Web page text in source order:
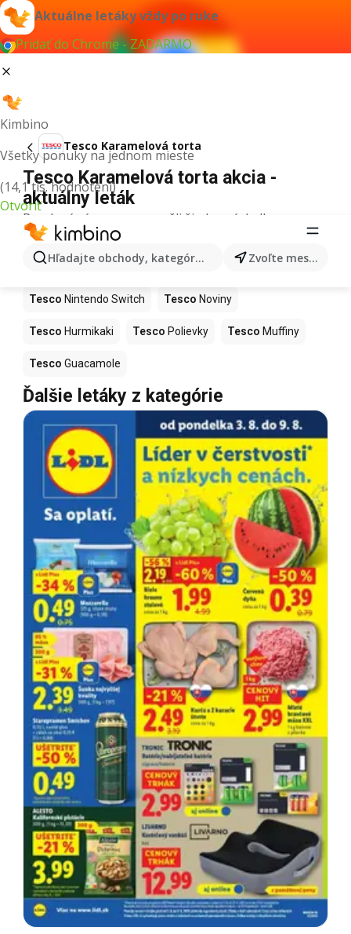
Aktuálne letáky vždy po ruke
Pridať do Chrome - ZADARMO
Kimbino
Všetky ponuky na jednom mieste
(14,1 tis. hodnotení)
Otvoriť
Hľadajte obchody, kategórie, produkty... Zvoľte mesto
Tesco Karamelová torta
Tesco Karamelová torta akcia -
aktuálny leták
Pre daný výraz sme nenašli žiadne výsledky.
Ďalšie produkty v obchodoch Tesco
Tesco Kapor Tesco Ashwagandha
Tesco Nintendo Switch Tesco Noviny
Tesco Hurmikaki Tesco Polievky Tesco Muffiny
Tesco Guacamole
Ďalšie letáky z kategórie